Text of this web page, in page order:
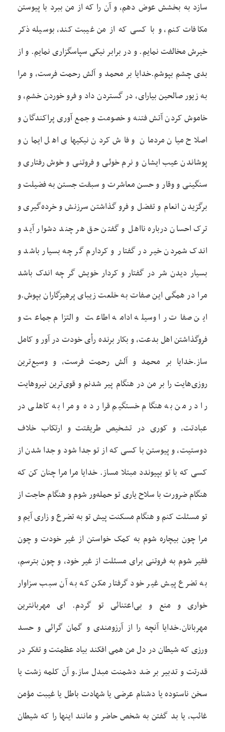
سازد به بخشش عوض دهم، و آن را که از من ببرد با پيوستن
مکافات کنم، و با کسی که از من غيبت کند، بوسيله ذکر
خيرش مخالفت نمايم. و در برابر نيکی سپاسگزاری نمايم. و از
بدی چشم بپوشم.خدايا بر محمد و آلش رحمت فرست، و مرا
به زيور صالحين بيارای، در گستردن داد و فرو خوردن خشم، و
خاموش کردن آتش فتنه و خصومت و جمع آوری پراکندگان و
اصلاح ميان مردمان و فاش کردن نيکيهای اهل ايمان و
پوشاندن عيب ايشان و نرم خوئی و فروتنی و خوش رفتاری و
سنگينی و وقار و حسن معاشرت و سبقت جستن به فضيلت و
برگزيدن انعام و تفضل و فرو گذاشتن سرزنش و خرده‌گيری و
ترک احسان درباره نااهل و گفتن حق هر چند دشوار آيد و
اندک شمردن خير در گفتار و کردارم گر چه بسيار باشد و
بسيار ديدن شر در گفتار و کردار خويش گر چه اندک باشد
مرا در همگی اين صفات به خلعت زيبای پرهيزگاران بپوش.و
اين صفات را وسيله ادامه اطاعت و التزام جماعت و
فروگذاشتن اهل بدعت، و بکار برنده رأی خودت در آور و کامل
ساز.خدايا بر محمد و آلش رحمت فرست، و وسيع‌ترين
روزی‌هايت را بر من در هنگام پير شدنم و قوی‌ترين نيروهايت
را در من به هنگام خستگيم قرار ده و مرا به کاهلی در
عبادتت، و کوری در تشخيص طريقتت و ارتکاب خلاف
دوستيت، و پيوستن با کسی که از تو جدا شود و جدا شدن از
کسی که با تو بپيوندد مبتلا مساز. خدايا مرا مرا چنان کن که
هنگام ضرورت با سلاح ياری تو حمله‌ور شوم و هنگام حاجت از
تو مسئلت کنم و هنگام مسکنت پيش تو به تضرع و زاری آيم و
مرا چون بيچاره شوم به کمک خواستن از غير خودت و چون
فقير شوم به فروتنی برای مسئلت از غير خود، و چون بترسم،
به تضرع پيش غير خود گرفتار مکن که به آن سبب سزاوار
خواری و منع و بی‌اعتنائی تو گردم. ای مهربانترين
مهربانان.خدايا آنچه را از آرزومندی و گمان گرائی و حسد
ورزی که شيطان در دل من همی افکند بياد عظمتت و تفکر در
قدرتت و تدبير بر ضد دشمنت مبدل ساز.و آن کلمه زشت يا
سخن ناستوده يا دشنام عرضی يا شهادت باطل يا غيبت مؤمن
غائب، يا بد گفتن به شخص حاضر و مانند اينها را که شيطان